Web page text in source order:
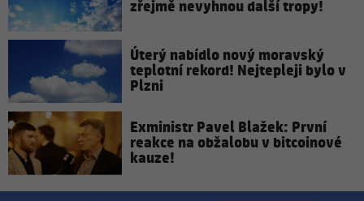
zřejmě nevyhnou další tropy!
Úterý nabídlo nový moravský
teplotní rekord! Nejtepleji bylo v
Plzni
Exministr Pavel Blažek: První
reakce na obžalobu v bitcoinové
kauze!